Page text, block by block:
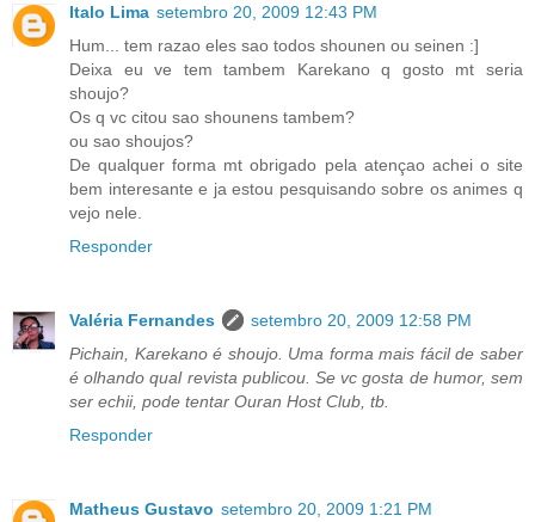
Italo Lima setembro 20, 2009 12:43 PM
Hum... tem razao eles sao todos shounen ou seinen :]
Deixa eu ve tem tambem Karekano q gosto mt seria
shoujo?
Os q vc citou sao shounens tambem?
ou sao shoujos?
De qualquer forma mt obrigado pela atençao achei o site
bem interesante e ja estou pesquisando sobre os animes q
vejo nele.
Responder
Valéria Fernandes
setembro 20, 2009 12:58 PM
Pichain, Karekano é shoujo. Uma forma mais fácil de saber
é olhando qual revista publicou. Se vc gosta de humor, sem
ser echii, pode tentar Ouran Host Club, tb.
Responder
Matheus Gustavo setembro 20, 2009 1:21 PM